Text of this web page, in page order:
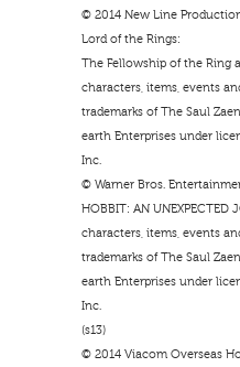
© 2014 New Line
Lord of the Rings:
The Fellowship of the Ring
characters, items, events
trademarks of The Saul
earth Enterprises under
Inc.
© Warner Bros.
HOBBIT: AN
characters, items, events
trademarks of The Saul
earth Enterprises under
Inc.
(s13)
© 2014 Viacom Overseas